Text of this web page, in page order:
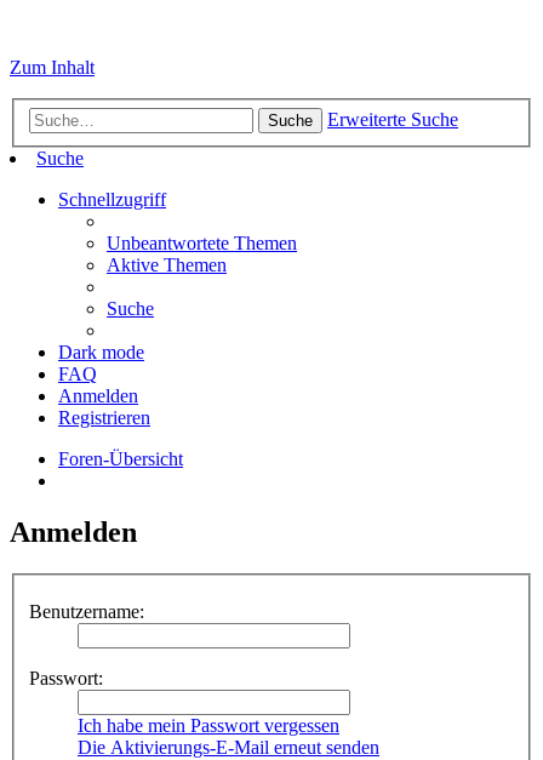
Zum Inhalt
Suche
Erweiterte Suche
Suche
Schnellzugriff
Unbeantwortete Themen
Aktive Themen
Suche
Dark mode
FAQ
Anmelden
Registrieren
Foren-Übersicht
Anmelden
Benutzername:
Passwort:
Ich habe mein Passwort vergessen
Die Aktivierungs-E-Mail erneut senden